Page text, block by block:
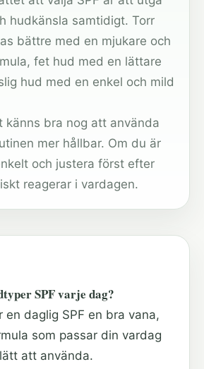
hudkänsla samtidigt. Torr
bättre med en mjukare och
fet hud med en lättare
hud med en enkel och mild
känns bra nog att använda
mer hållbar. Om du är
och justera först efter
reagerar i vardagen.
SPF varje dag?
en daglig SPF en bra vana,
som passar din vardag
att använda.